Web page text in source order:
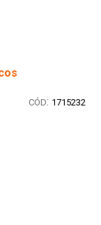
: 1715232